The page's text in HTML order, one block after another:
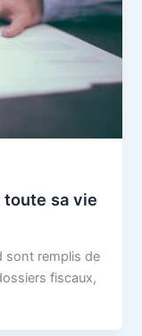
toute sa vie
sont remplis de
fiscaux,